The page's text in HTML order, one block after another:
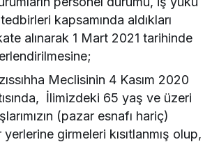
kapsamında aldıkları
alınarak 1 Mart 2021 tarihinde
Meclisinin 4 Kasım 2020
İlimizdeki 65 yaş ve üzeri
(pazar esnafı hariç)
girmeleri kısıtlanmış olup,